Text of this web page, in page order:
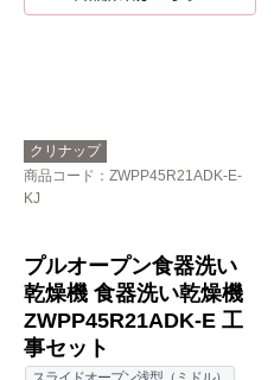
食器洗い乾燥機 NP-60
スライドオープン浅型（ミドル）
ドアパネルタイプ
幅60cm
50点以上（約7人分以上）
158,268円(税込)